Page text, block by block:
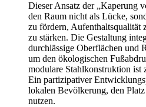
Dieser Ansatz der „Kaperung
den Raum nicht als Lücke,
zu fördern, Aufenthaltsqualität
zu stärken. Die Gestaltung
durchlässige Oberflächen und
um den ökologischen
modulare Stahlkonstruktion ist
Ein partizipativer
lokalen Bevölkerung, den
nutzen.